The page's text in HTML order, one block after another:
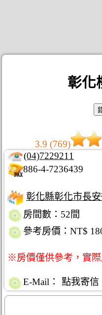
彰化
3.9 (769)
(04)7229211
886-4-7236439
彰化縣彰化市長
房間數：52間
參考房價：NT$
※房價僅供參考，實
E-Mail： 點我寄信